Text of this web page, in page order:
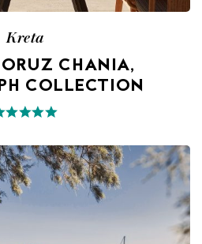
Kreta
CHANIA,
COLLECTION